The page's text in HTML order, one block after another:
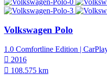
Volkswagen Polo
1.0 Comfortline Edition |
2016
108.575 km